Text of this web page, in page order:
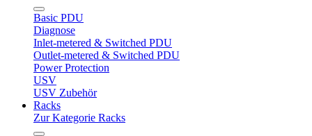
Basic PDU
Diagnose
Inlet-metered & Switched PDU
Outlet-metered & Switched PDU
Power Protection
USV
USV Zubehör
Racks
Zur Kategorie Racks